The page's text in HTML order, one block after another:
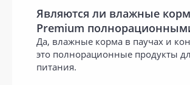
Являются ли влажные
Premium
Да, влажные корма в паучах и
это полнорационные продукты
питания.